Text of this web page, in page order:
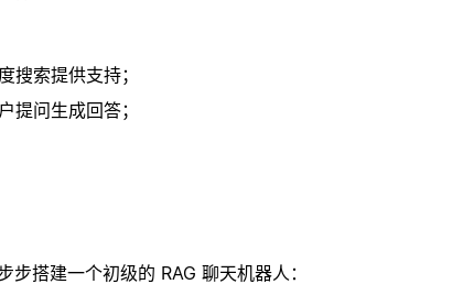
搜索提供支持；
提问生成回答；
搭建一个初级的 RAG 聊天机器人：